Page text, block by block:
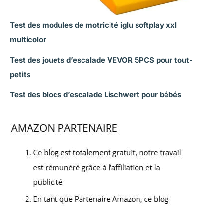
Test des modules de motricité iglu softplay xxl
multicolor
Test des jouets d’escalade VEVOR 5PCS pour tout-
petits
Test des blocs d’escalade Lischwert pour bébés